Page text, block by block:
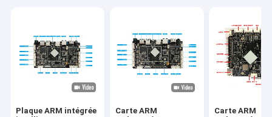
Plaque ARM intégrée
Carte ARM
Carte ARM